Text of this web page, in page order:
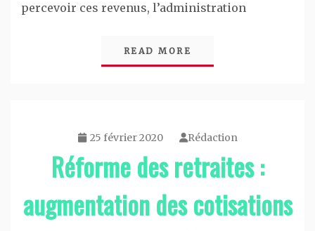
percevoir ces revenus, l’administration
READ MORE
25 février 2020 Rédaction
Réforme des retraites :
augmentation des cotisations